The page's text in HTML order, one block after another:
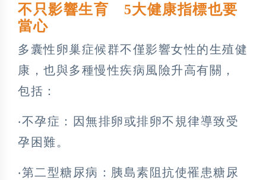
不只影響生育 5大健康指標也要
當心
多囊性卵巢症候群不僅影響女性的生殖健
康，也與多種慢性疾病風險升高有關，
包括：
‧不孕症：因無排卵或排卵不規律導致受
孕困難。
‧第二型糖尿病：胰島素阻抗使罹患糖尿